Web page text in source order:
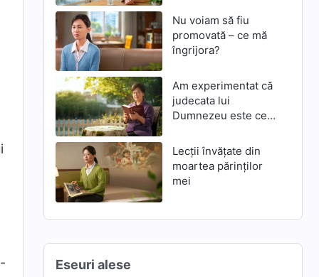
Nu voiam să fiu
promovată – ce mă
îngrijora?
Am experimentat că
judecata lui
Dumnezeu este cea
Lecții învățate din
moartea părinților
mei
Eseuri alese